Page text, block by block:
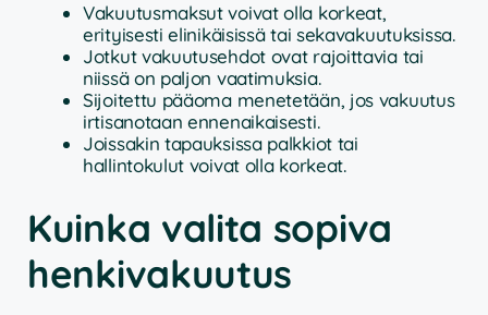
Vakuutusmaksut voivat olla korkeat,
erityisesti elinikäisissä tai sekavakuutuksissa.
Jotkut vakuutusehdot ovat rajoittavia tai
niissä on paljon vaatimuksia.
Sijoitettu pääoma menetetään, jos vakuutus
irtisanotaan ennenaikaisesti.
Joissakin tapauksissa palkkiot tai
hallintokulut voivat olla korkeat.
Kuinka valita sopiva
henkivakuutus